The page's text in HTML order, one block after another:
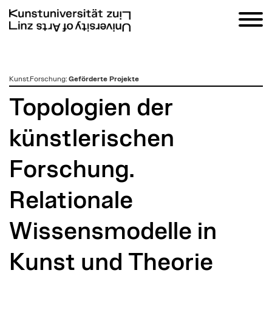
zumKunst.Forschung: Geförderte Projekte
Topologien der
künstlerischen
Forschung.
Relationale
Wissensmodelle in
Kunst und Theorie